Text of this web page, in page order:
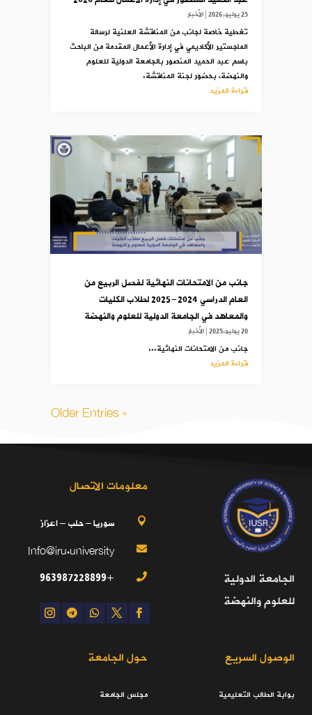
25 يوليو,2026 |الأخبار
تغطية خاصة لجانب من المناقشة العلنية لرسالة
الماجستير الأكاديمي في إدارة الأعمال المقدمة من الباحث
باسم عبد الحميد المنصور بالجامعة الدولية للعلوم
والنهضة، بحضور لجنة المناقشة.
قراءة المزيد
جانب من الامتحانات النهائية لفصل الربيع من
العام الدراسي 2024-2025 لطلاب الكليات
والمعاهد في الجامعة الدولية للعلوم والنهضة
20 يوليو,2025 |الأخبار
جانب من الامتحانات النهائية...
قراءة المزيد
« Older Entries
الجامعة الدولية
للعلوم والنهضة
معلومات الاتصال
 سوريا – حلب – اعزاز

Info@iru.university

+963987228899
الوصول السريع
بوابة الطالب التعليمية
حول الجامعة
مجلس الجامعة